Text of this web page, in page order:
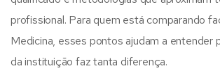
profissional. Para quem está comparando
Medicina, esses pontos ajudam a entender
da instituição faz tanta diferença.